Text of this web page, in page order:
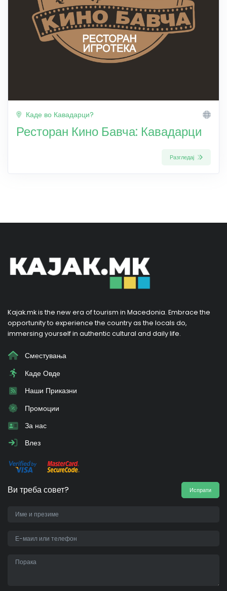
Каде во Кавадарци?
Ресторан Кино Бавча: Кавадарци
Разгледај
Kajak.mk is the new era of tourism in Macedonia. Embrace the
opportunity to experience the country as the locals do,
immersing yourself in authentic cultural and daily life.
Сместувања
Каде Овде
Наши Приказни
Промоции
За нас
Влез
Ви треба совет? Испрати